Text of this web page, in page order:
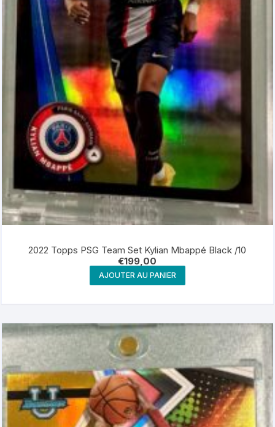
2022 Topps PSG Team Set Kylian Mbappé Black /10
€199,00
AJOUTER AU PANIER